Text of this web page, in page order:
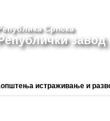
Српска
Републички завод
истраживање и